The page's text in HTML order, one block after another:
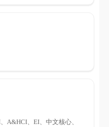
A&HCI、EI、中文核心、